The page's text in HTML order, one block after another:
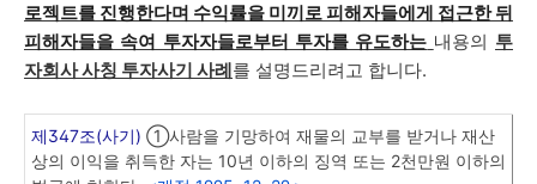
로젝트를 진행한다며 수익률을 미끼로 피해자들에게 접근한 뒤
피해자들을 속여 투자자들로부터 투자를 유도하는 내용의 투
자회사 사칭 투자사기 사례를 설명드리려고 합니다.
제347조(사기) ①사람을 기망하여 재물의 교부를 받거나 재산
상의 이익을 취득한 자는 10년 이하의 징역 또는 2천만원 이하의